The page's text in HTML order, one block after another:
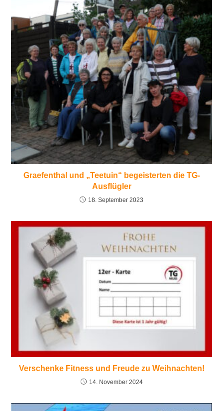
Graefenthal und „Teetuin“ begeisterten die TG-
Ausflügler
18. September 2023
Verschenke Fitness und Freude zu Weihnachten!
14. November 2024